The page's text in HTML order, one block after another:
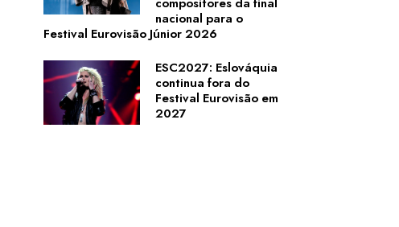
nacional para o
Festival Eurovisão Júnior 2026
ESC2027: Eslováquia
continua fora do
Festival Eurovisão em
2027